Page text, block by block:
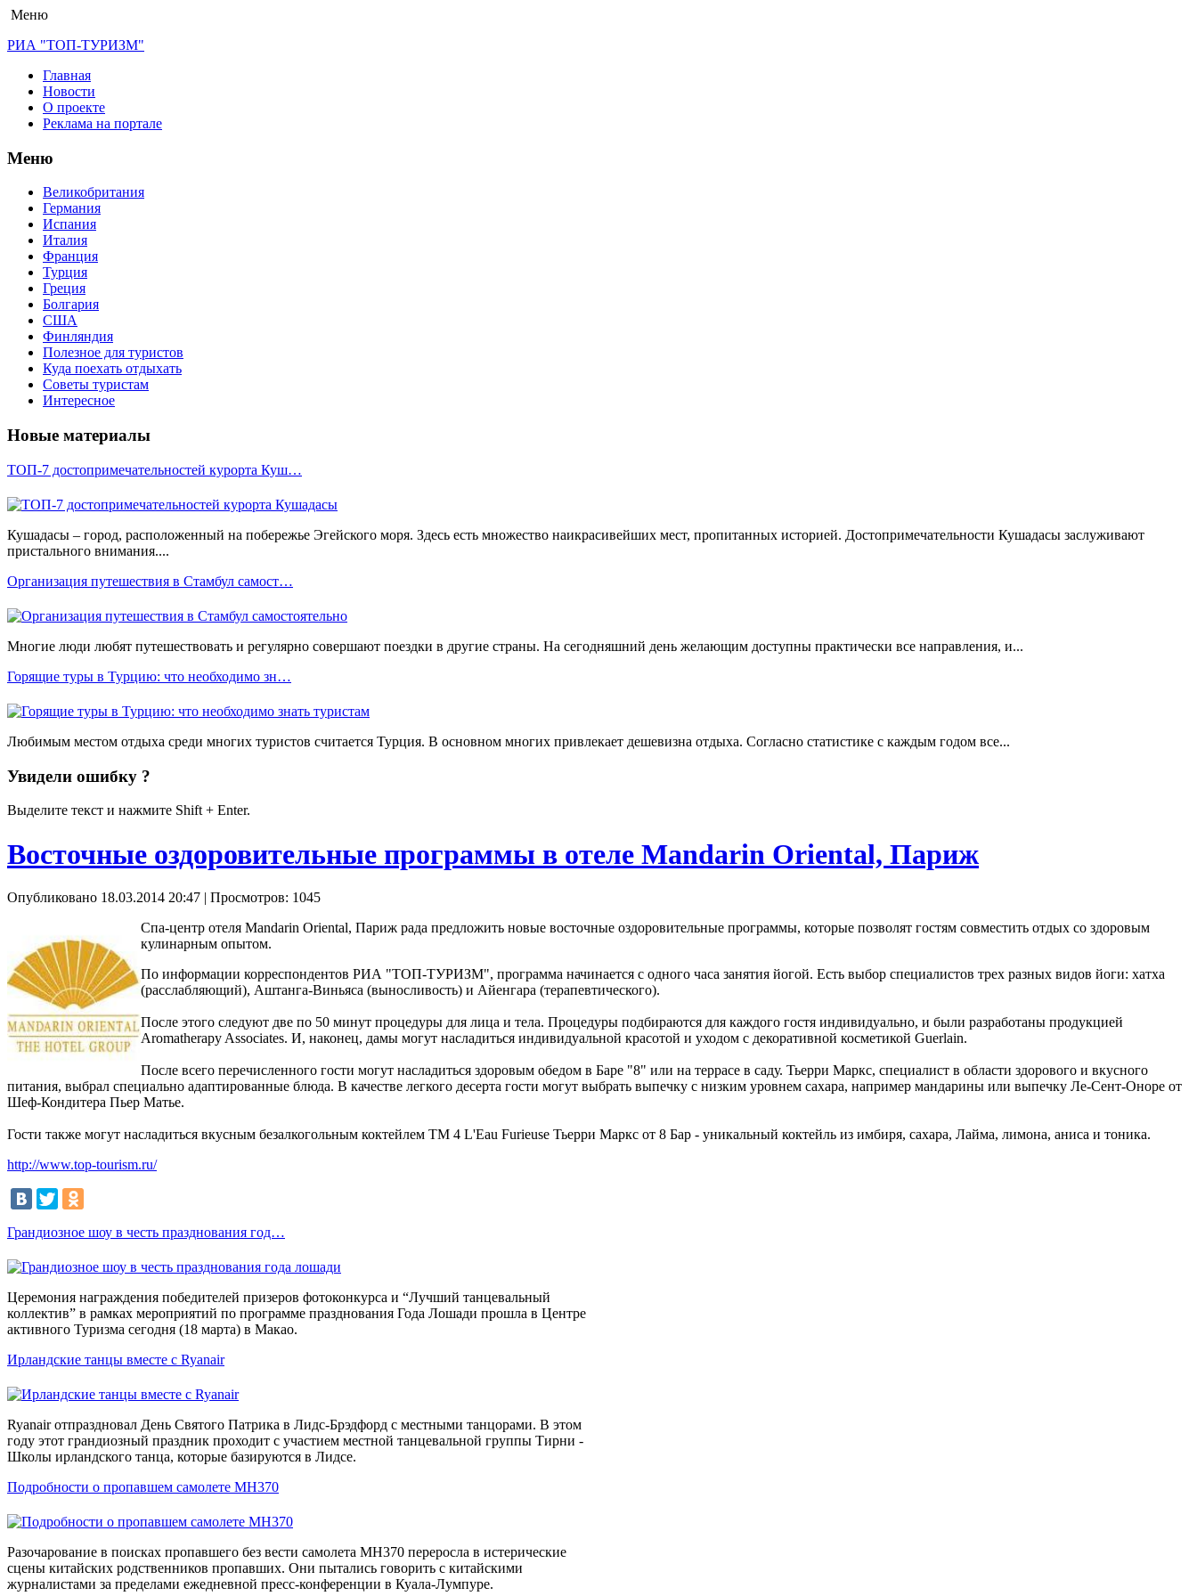
Меню
РИА "ТОП-ТУРИЗМ"
Главная
Новости
О проекте
Реклама на портале
Меню
Великобритания
Германия
Испания
Италия
Франция
Турция
Греция
Болгария
США
Финляндия
Полезное для туристов
Куда поехать отдыхать
Советы туристам
Интересное
Новые материалы
ТОП-7 достопримечательностей курорта Куш…
Кушадасы – город, расположенный на побережье Эгейского моря. Здесь есть множество наикрасивейших мест, пропитанных историей. Достопримечательности Кушадасы заслуживают
пристального внимания....
Организация путешествия в Стамбул самост…
Многие люди любят путешествовать и регулярно совершают поездки в другие страны. На сегодняшний день желающим доступны практически все направления, и...
Горящие туры в Турцию: что необходимо зн…
Любимым местом отдыха среди многих туристов считается Турция. В основном многих привлекает дешевизна отдыха. Согласно статистике с каждым годом все...
Увидели ошибку ?
Выделите текст и нажмите Shift + Enter.
Восточные оздоровительные программы в отеле Mandarin Oriental, Париж
Опубликовано 18.03.2014 20:47 | Просмотров: 1045
Спа-центр отеля Mandarin Oriental, Париж рада предложить новые восточные оздоровительные программы, которые позволят гостям совместить отдых со здоровым
кулинарным опытом.
По информации корреспондентов РИА "ТОП-ТУРИЗМ", программа начинается с одного часа занятия йогой. Есть выбор специалистов трех разных видов йоги: хатха
(расслабляющий), Аштанга-Виньяса (выносливость) и Айенгара (терапевтического).
После этого следуют две по 50 минут процедуры для лица и тела. Процедуры подбираются для каждого гостя индивидуально, и были разработаны продукцией
Aromatherapy Associates. И, наконец, дамы могут насладиться индивидуальной красотой и уходом с декоративной косметикой Guerlain.
После всего перечисленного гости могут насладиться здоровым обедом в Баре "8" или на террасе в саду. Тьерри Маркс, специалист в области здорового и вкусного
питания, выбрал специально адаптированные блюда. В качестве легкого десерта гости могут выбрать выпечку с низким уровнем сахара, например мандарины или выпечку Ле-Сент-Оноре от
Шеф-Кондитера Пьер Матье.
Гости также могут насладиться вкусным безалкогольным коктейлем ТМ 4 L'Eau Furieuse Тьерри Маркс от 8 Бар - уникальный коктейль из имбиря, сахара, Лайма, лимона, аниса и тоника.
http://www.top-tourism.ru/
Грандиозное шоу в честь празднования год…
Церемония награждения победителей призеров фотоконкурса и “Лучший танцевальный
коллектив” в рамках мероприятий по программе празднования Года Лошади прошла в Центре
активного Туризма сегодня (18 марта) в Макао.
Ирландские танцы вместе с Ryanair
Ryanair отпраздновал День Святого Патрика в Лидс-Брэдфорд с местными танцорами. В этом
году этот грандиозный праздник проходит с участием местной танцевальной группы Тирни -
Школы ирландского танца, которые базируются в Лидсе.
Подробности о пропавшем самолете MH370
Разочарование в поисках пропавшего без вести самолета MH370 переросла в истерические
сцены китайских родственников пропавших. Они пытались говорить с китайскими
журналистами за пределами ежедневной пресс-конференции в Куала-Лумпуре.